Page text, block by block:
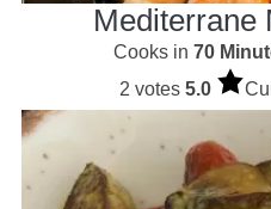
Mediterrane
Cooks in 70
2 votes 5.0